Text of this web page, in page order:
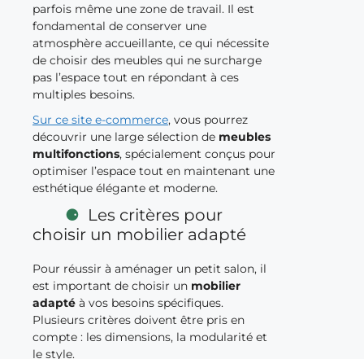
parfois même une zone de travail. Il est
fondamental de conserver une
atmosphère accueillante, ce qui nécessite
de choisir des meubles qui ne surcharge
pas l’espace tout en répondant à ces
multiples besoins.
Sur ce site e-commerce, vous pourrez
découvrir une large sélection de meubles
multifonctions, spécialement conçus pour
optimiser l’espace tout en maintenant une
esthétique élégante et moderne.
Les critères pour
choisir un mobilier adapté
Pour réussir à aménager un petit salon, il
est important de choisir un mobilier
adapté à vos besoins spécifiques.
Plusieurs critères doivent être pris en
compte : les dimensions, la modularité et
le style.